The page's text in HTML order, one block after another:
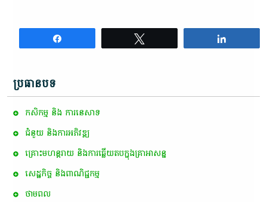
ប្រធានបទ
កសិកម្ម​ និង​ ការ​នេ​សាទ​
ជំនួយ និងការអភិវឌ្ឍ
គ្រោះមហន្តរាយ និងការឆ្លើយតបក្នុងគ្រាអាសន្ន
សេដ្ឋកិច្ច និងពាណិជ្ជកម្ម
ថាមពល